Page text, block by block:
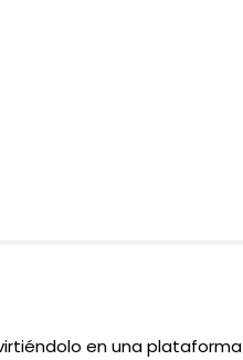
en una plataforma